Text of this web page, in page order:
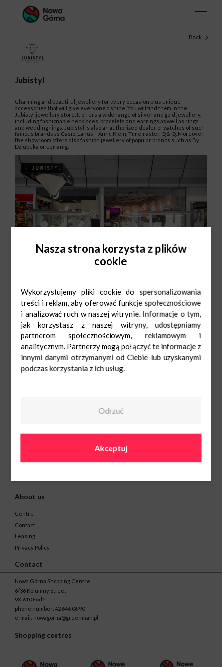
Back
Jubistyl
Charming and beautiful jewellery for every occasion plus unique
accessories that will give everyone a shine. You will find them in the
Jubistyl jewellery store. It offers a wide range of silver and gold jewellery,
including fashionable necklaces, bracelets and earrings as well as rings
and wedding rings. Jubistyl is also an authorized dealer of watches of such
famous brands as Casio, Lanus – Anne Klein, Timemaster, Q & Q. Moreover,
the showroom offers also fashion jewellery of popular brands such as By
Dziubeka or Lemanig.
Mon-Sat: 9:00-21:00
Sun: 10:00-19:00
42 645 78 42
jubistyguliwer@gmail.com
About us
Centre
Contact
Leasing
Privacy Policy
Contact
Nowa Górna Shopping Centre
6/36 Kolumny Street
93-610 Łódź
phone number: 42 646 06 90
e-mail: nowagorna@greenman.pl
Shopping centres
Nasza strona korzysta z plików
cookie
Wykorzystujemy pliki cookie do spersonalizowania
treści i reklam, aby oferować funkcje społecznościowe
i analizować ruch w naszej witrynie. Informacje o tym,
jak korzystasz z naszej witryny, udostępniamy
partnerom społecznościowym, reklamowym i
analitycznym. Partnerzy mogą połączyć te informacje z
innymi danymi otrzymanymi od Ciebie lub uzyskanymi
podczas korzystania z ich usług.
Odrzuć
Akceptuj